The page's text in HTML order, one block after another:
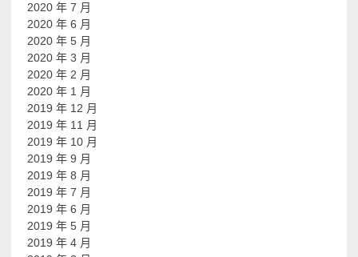
2020 年 7 月
2020 年 6 月
2020 年 5 月
2020 年 3 月
2020 年 2 月
2020 年 1 月
2019 年 12 月
2019 年 11 月
2019 年 10 月
2019 年 9 月
2019 年 8 月
2019 年 7 月
2019 年 6 月
2019 年 5 月
2019 年 4 月